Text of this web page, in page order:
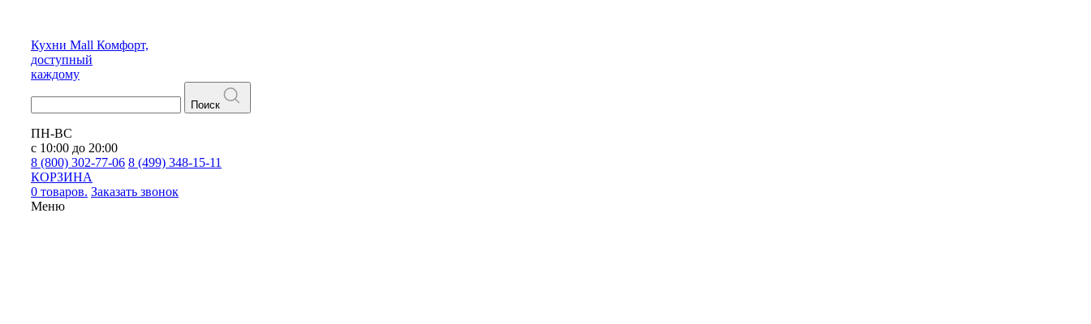
Кухни Mall Комфорт,
доступный
каждому
Поиск
ПН-ВС
с 10:00 до 20:00
8 (800) 302-77-06 8 (499) 348-15-11
КОРЗИНА
0 товаров. Заказать звонок
Меню